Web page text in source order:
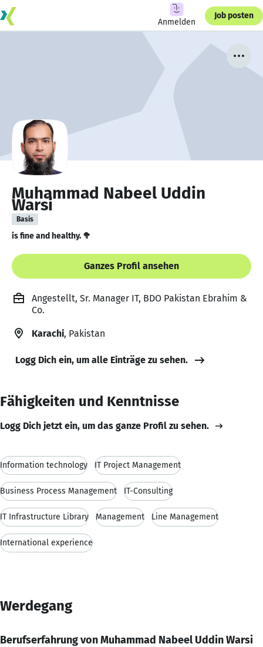
Anmelden
Job posten
Muhammad Nabeel Uddin
Warsi
Basis
is fine and healthy. 🥦
Ganzes Profil ansehen
Angestellt, Sr. Manager IT, BDO Pakistan Ebrahim &
Co.
Karachi, Pakistan
Logg Dich ein, um alle Einträge zu sehen.
Fähigkeiten und Kenntnisse
Logg Dich jetzt ein, um das ganze Profil zu sehen.
Information technology IT Project Management
Business Process Management IT-Consulting
IT Infrastructure Library Management Line Management
International experience
Werdegang
Berufserfahrung von Muhammad Nabeel Uddin Warsi